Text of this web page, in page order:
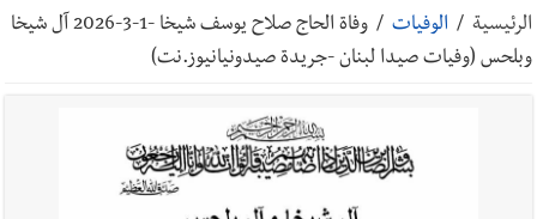
الأطفال تكريماً لذكرى منير جبرعبر Gift of Life Lebanon
وفد المبادرة الصيداوية لرفع المظلومية زار النائب
الدكتورة غادة أيوب في منزلها
الرئيسية / الوفيات /
وفاة الحاج صلاح يوسف شيخا -1-3-2026 آل شيخا
وبلحس (وفیات صيدا لبنان -جريدة صيدونيانيوز.نت)